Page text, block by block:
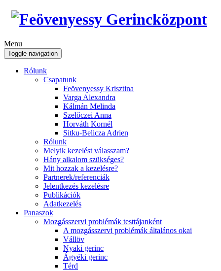
Menu
Toggle navigation
Rólunk
Csapatunk
Feövenyessy Krisztina
Varga Alexandra
Kálmán Melinda
Szelőczei Anna
Horváth Kornél
Sitku-Belicza Adrien
Rólunk
Melyik kezelést válasszam?
Hány alkalom szükséges?
Mit hozzak a kezelésre?
Partnerek/referenciák
Jelentkezés kezelésre
Publikációk
Adatkezelés
Panaszok
Mozgásszervi problémák testtájanként
A mozgásszervi problémák általános okai
Vállöv
Nyaki gerinc
Ágyéki gerinc
Térd